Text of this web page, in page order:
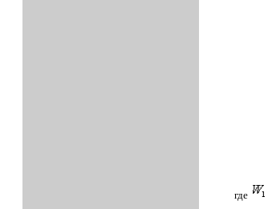
где